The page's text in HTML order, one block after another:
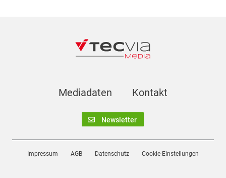
Mediadaten Kontakt
Newsletter
Impressum AGB Datenschutz Cookie-Einstellungen